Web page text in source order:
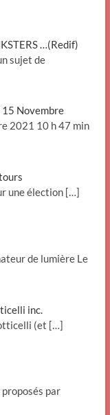
…(Redif)
sujet de
15 Novembre
2021 10 h 47 min
une élection […]
de lumière Le
inc.
(et […]
par